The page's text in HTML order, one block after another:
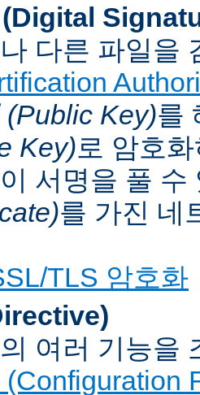
(Digital
다른 파일을
(Public Key)를
Key)로 암호
서명을 풀
를 가진 네
TLS 암호화
여러 기능을
(Configuration